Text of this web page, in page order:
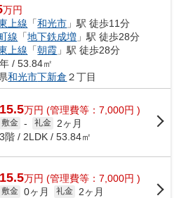
万円
上線 「和光市 」駅 徒歩11分
線 「地下鉄成増 」駅 徒歩28分
上線 「朝霞 」駅 徒歩28分
/ 53.84㎡
和光市下新倉 ２丁目
15.5万円 (管理費等：7,000円 )
敷金 - 礼金
2ヶ月
3階 / 2LDK / 53.84㎡
15.5万円 (管理費等：7,000円 )
敷金 0ヶ月 礼金
2ヶ月